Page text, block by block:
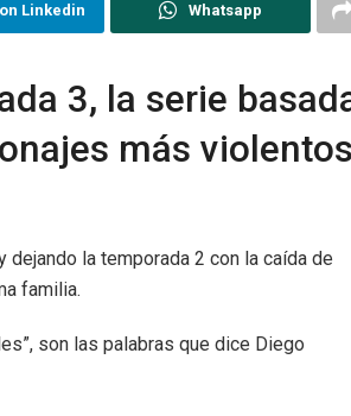
Linkedin Whatsapp
3, la serie
más violentos
la temporada 2 con la caída de
familia.
son las palabras que dice Diego